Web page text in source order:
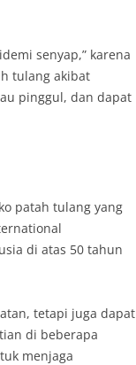
senyap,” karena
tulang akibat
pinggul, dan dapat
patah tulang yang
di atas 50 tahun
tetapi juga dapat
di beberapa
menjaga